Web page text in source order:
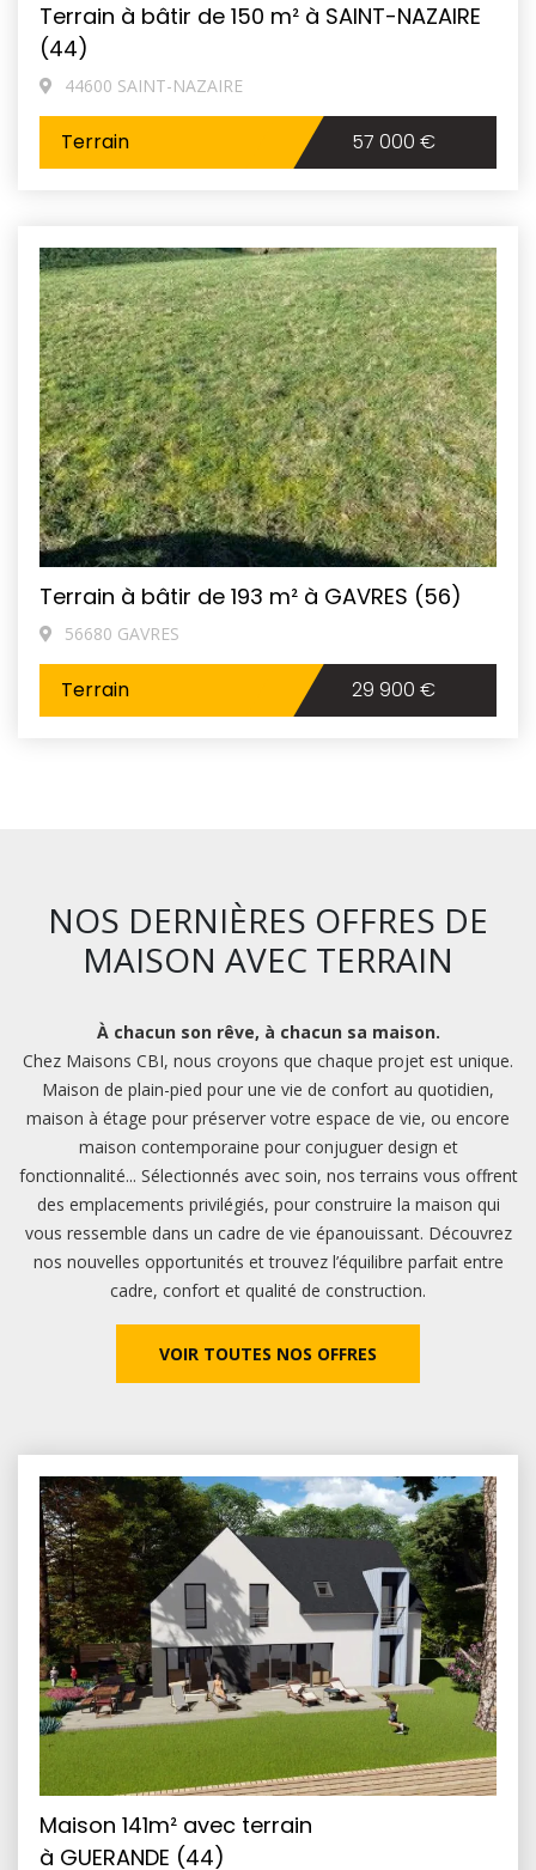
Terrain à bâtir de 150 m² à SAINT-NAZAIRE
(44)
44600 SAINT-NAZAIRE
Terrain 57 000 €
Terrain à bâtir de 193 m² à GAVRES (56)
56680 GAVRES
Terrain 29 900 €
NOS DERNIÈRES OFFRES DE
MAISON AVEC TERRAIN
À chacun son rêve, à chacun sa maison.
Chez Maisons CBI, nous croyons que chaque projet est unique.
Maison de plain-pied pour une vie de confort au quotidien,
maison à étage pour préserver votre espace de vie, ou encore
maison contemporaine pour conjuguer design et
fonctionnalité... Sélectionnés avec soin, nos terrains vous offrent
des emplacements privilégiés, pour construire la maison qui
vous ressemble dans un cadre de vie épanouissant. Découvrez
nos nouvelles opportunités et trouvez l’équilibre parfait entre
cadre, confort et qualité de construction.
VOIR TOUTES NOS OFFRES
Maison 141m² avec terrain
à GUERANDE (44)